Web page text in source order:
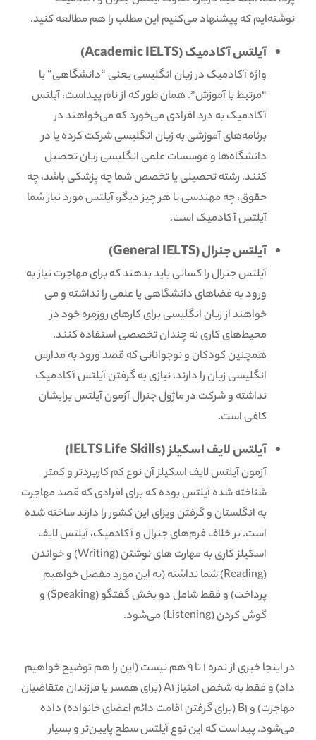
نوشته‌ایم که پیشنهاد می‌کنیم این مطلب را هم مطالعه کنید.
آیلتس آکادمیک (Academic IELTS)
واژه آکادمیک در زبان انگلیسی یعنی “دانشگاهی” یا
“مرتبط با آموزش”. همان طور که از نام پیداست، آیلتس
آکادمیک به درد افرادی می‌خورد که می‌خواهند در
برنامه‌های آموزشی به زبان انگلیسی شرکت کرده یا در
دانشگاه‌ها و موسسات علمی انگلیسی زبان تحصیل
کنند. رشته تحصیلی یا تخصص شما چه پزشکی باشد، چه
حقوق، چه مهندسی یا هر چیز دیگر، آیلتس مورد نیاز شما
آیلتس آکادمیک است.
آیلتس جنرال (General IELTS)
آیلتس جنرال را کسانی باید بدهند که برای مهاجرت نیاز به
ورود به فضاهای دانشگاهی یا علمی را نداشته و می
خواهند از زبان انگلیسی برای کارهای روزمره خود در
محیط‌های کاری نه چندان تخصصی استفاده کنند.
همچنین کودکان و نوجوانانی که قصد ورود به مدارس
انگلیسی زبان را دارند، نیازی به گرفتن آیلتس آکادمیک
نداشته و شرکت در ماژول جنرال آزمون آیلتس برایشان
کافی است.
آیلتس لایف اسکیلز (IELTS Life Skills)
آزمون آیلتس لایف اسکیلز آن نوع کم کاربردتر و کمتر
شناخته شده آیلتس بوده که برای افرادی که قصد مهاجرت
به انگلستان و گرفتن ویزای این کشور را دارند ساخته شده
است. بر خلاف فرم‌های جنرال و آکادمیک، آیلتس لایف
اسکیلز کاری به مهارت های نوشتن (Writing) و خواندن
(Reading) شما نداشته (به این مورد مفصل خواهیم
پرداخت) و فقط شامل دو بخش گفتگو (Speaking) و
گوش کردن (Listening) می‌شود.
در اینجا خبری از نمره 1 تا 9 هم نیست (این را هم توضیح خواهیم
داد) و فقط به شخص امتیاز A1 (برای همسر یا فرزندان متقاضیان
مهاجرت) و B1 (برای گرفتن اقامت دائم اعضای خانواده) داده
می‌شود. پیداست که این نوع آیلتس سطح پایین‌تر و بسیار